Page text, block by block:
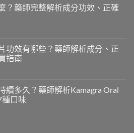
？藥師完整解析成分功效、正確
功效有哪些？藥師解析成分、正
指南
續多久？藥師解析Kamagra Oral
種口味